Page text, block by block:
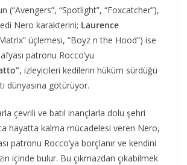
(“Avengers”, “Spotlight”, “Foxcatcher”),
Nero karakterini; Laurence
üçlemesi, “Boyz n the Hood”) ise
patronu Rocco’yu
, izleyicileri kedilerin hüküm sürdüğü
dünyasına götürüyor.
çevrili ve batıl inançlarla dolu şehri
hayatta kalma mücadelesi veren Nero,
patronu Rocco’ya borçlanır ve kendini
içinde bulur. Bu çıkmazdan çıkabilmek